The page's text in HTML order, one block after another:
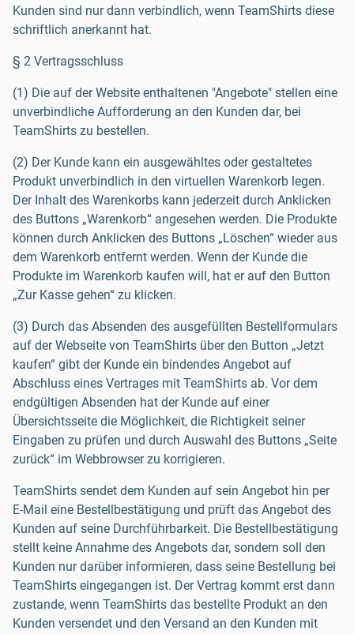
Kunden sind nur dann verbindlich, wenn TeamShirts diese
schriftlich anerkannt hat.
§ 2 Vertragsschluss
(1) Die auf der Website enthaltenen "Angebote" stellen eine
unverbindliche Aufforderung an den Kunden dar, bei
TeamShirts zu bestellen.
(2) Der Kunde kann ein ausgewähltes oder gestaltetes
Produkt unverbindlich in den virtuellen Warenkorb legen.
Der Inhalt des Warenkorbs kann jederzeit durch Anklicken
des Buttons „Warenkorb“ angesehen werden. Die Produkte
können durch Anklicken des Buttons „Löschen“ wieder aus
dem Warenkorb entfernt werden. Wenn der Kunde die
Produkte im Warenkorb kaufen will, hat er auf den Button
„Zur Kasse gehen“ zu klicken.
(3) Durch das Absenden des ausgefüllten Bestellformulars
auf der Webseite von TeamShirts über den Button „Jetzt
kaufen“ gibt der Kunde ein bindendes Angebot auf
Abschluss eines Vertrages mit TeamShirts ab. Vor dem
endgültigen Absenden hat der Kunde auf einer
Übersichtsseite die Möglichkeit, die Richtigkeit seiner
Eingaben zu prüfen und durch Auswahl des Buttons „Seite
zurück“ im Webbrowser zu korrigieren.
TeamShirts sendet dem Kunden auf sein Angebot hin per
E-Mail eine Bestellbestätigung und prüft das Angebot des
Kunden auf seine Durchführbarkeit. Die Bestellbestätigung
stellt keine Annahme des Angebots dar, sondern soll den
Kunden nur darüber informieren, dass seine Bestellung bei
TeamShirts eingegangen ist. Der Vertrag kommt erst dann
zustande, wenn TeamShirts das bestellte Produkt an den
Kunden versendet und den Versand an den Kunden mit